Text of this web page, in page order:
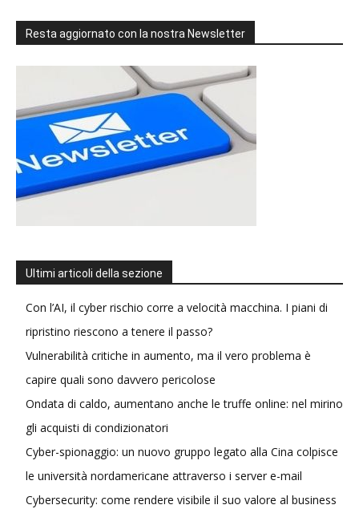
Resta aggiornato con la nostra Newsletter
Ultimi articoli della sezione
Con l’AI, il cyber rischio corre a velocità macchina. I piani di
ripristino riescono a tenere il passo?
Vulnerabilità critiche in aumento, ma il vero problema è
capire quali sono davvero pericolose
Ondata di caldo, aumentano anche le truffe online: nel mirino
gli acquisti di condizionatori
Cyber-spionaggio: un nuovo gruppo legato alla Cina colpisce
le università nordamericane attraverso i server e-mail
Cybersecurity: come rendere visibile il suo valore al business